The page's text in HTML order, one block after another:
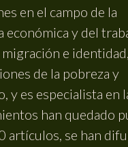
en el campo de la
económica y del
e identidad,
de la pobreza y
y es especialista en
han quedado
artículos, se han